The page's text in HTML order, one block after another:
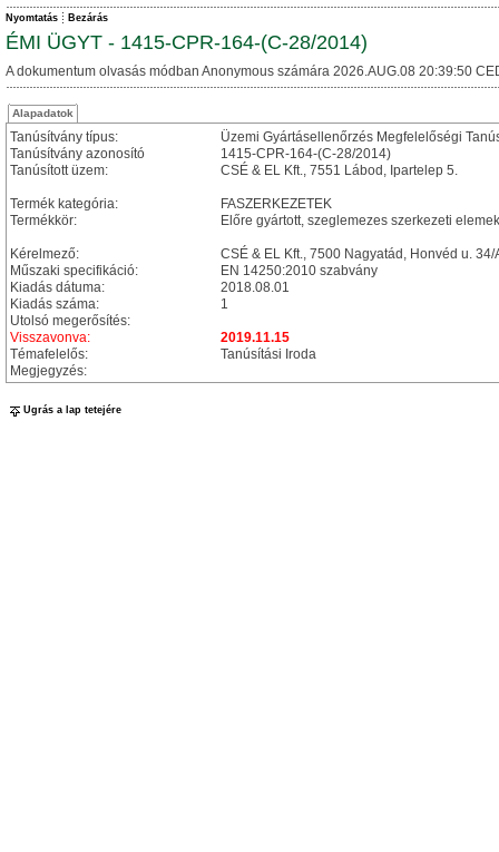
Nyomtatás Bezárás
ÉMI ÜGYT - 1415-CPR-164-(C-28/2014)
A dokumentum olvasás módban Anonymous számára 2026.AUG.08 20:39:50
Alapadatok
Tanúsítvány típus:
Üzemi Gyártásellenőrzés Megfelelőségi
Tanúsítvány azonosító
1415-CPR-164-(C-28/2014)
Tanúsított üzem:
CSÉ & EL Kft., 7551 Lábod, Ipartelep 5.
Termék kategória:
FASZERKEZETEK
Termékkör:
Előre gyártott, szeglemezes szerkezeti elemek
Kérelmező:
CSÉ & EL Kft., 7500 Nagyatád, Honvéd u. 34/
Műszaki specifikáció:
EN 14250:2010 szabvány
Kiadás dátuma:
2018.08.01
Kiadás száma:
1
Utolsó megerősítés:
Visszavonva:
2019.11.15
Témafelelős:
Tanúsítási Iroda
Megjegyzés:
Ugrás a lap tetejére